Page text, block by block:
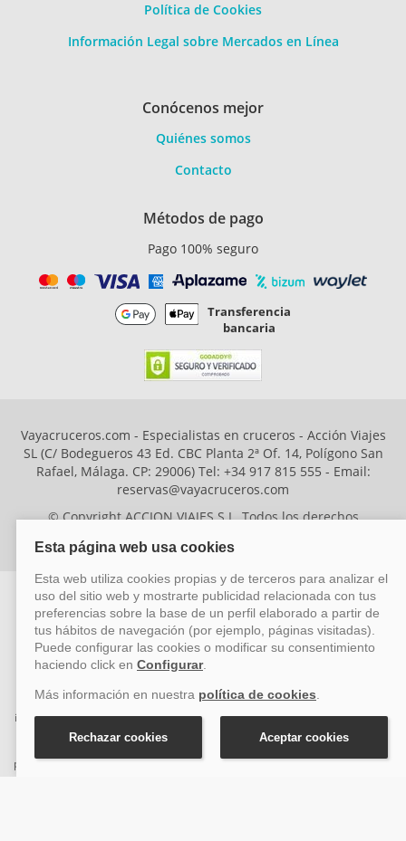
Política de Cookies
Información Legal sobre Mercados en Línea
Conócenos mejor
Quiénes somos
Contacto
Métodos de pago
Pago 100% seguro
Transferencia
bancaria
Vayacruceros.com - Especialistas en cruceros - Acción Viajes
SL (C/ Bodegueros 43 Ed. CBC Planta 2ª Of. 14, Polígono San
Rafael, Málaga. CP: 29006) Tel: +34 917 815 555 - Email:
reservas@vayacruceros.com
© Copyright ACCION VIAJES S.L. Todos los derechos
ACCION VIAJES SL ha sido beneficiaria del Fondo Europeo de Desarrollo
Regional (FEDER), cuyo objetivo es mejorar la competitividad de las pymes
mediante el impulso de la innovación, el desarrollo tecnológico, la
investigación de calidad y el uso seguro y fiable del ciberespacio. Gracias a
esta financiación, la empresa ha puesto en marcha un Plan de Acción
durante el año 2026 para reforzar su competitividad empresarial,
promoviendo la innovación y la ciberseguridad. Para ello, ha contado con el